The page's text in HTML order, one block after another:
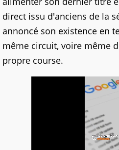
direct issu d'anciens de la
annoncé son existence en
même circuit, voire même
propre course.